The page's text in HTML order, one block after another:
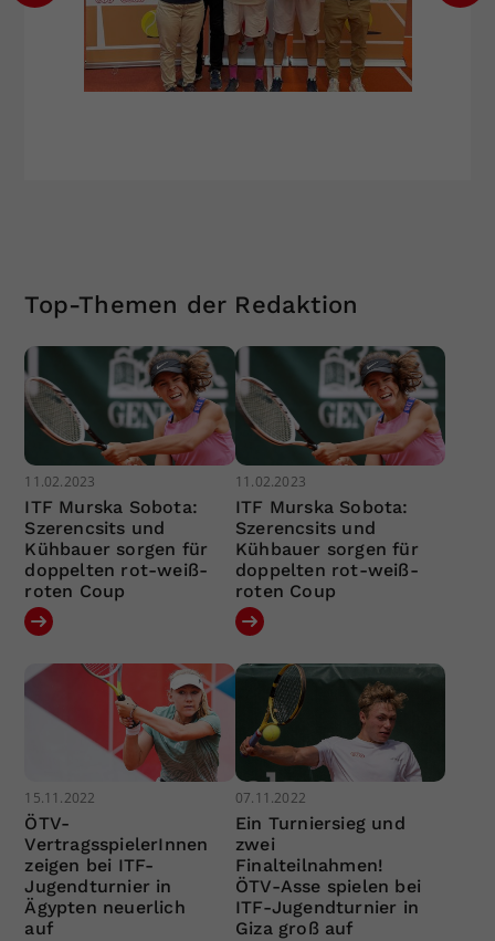
Top-Themen der Redaktion
11.02.2023
ITF Murska Sobota:
Szerencsits und
Kühbauer sorgen für
doppelten rot-weiß-
roten Coup
11.02.2023
ITF Murska Sobota:
Szerencsits und
Kühbauer sorgen für
doppelten rot-weiß-
roten Coup
15.11.2022
ÖTV-
VertragsspielerInnen
zeigen bei ITF-
Jugendturnier in
Ägypten neuerlich
auf
07.11.2022
Ein Turniersieg und
zwei
Finalteilnahmen!
ÖTV-Asse spielen bei
ITF-Jugendturnier in
Giza groß auf